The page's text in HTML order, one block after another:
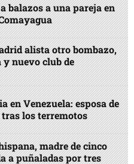
balazos a una pareja en
alista otro bombazo,
y nuevo club de
en Venezuela: esposa de
los terremotos
madre de cinco
a puñaladas por tres